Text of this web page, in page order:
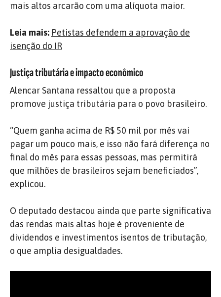
mais altos arcarão com uma alíquota maior.
Leia mais: Petistas defendem a aprovação de
isenção do IR
Justiça tributária e impacto econômico
Alencar Santana ressaltou que a proposta
promove justiça tributária para o povo brasileiro.
“Quem ganha acima de R$ 50 mil por mês vai
pagar um pouco mais, e isso não fará diferença no
final do mês para essas pessoas, mas permitirá
que milhões de brasileiros sejam beneficiados”,
explicou.
O deputado destacou ainda que parte significativa
das rendas mais altas hoje é proveniente de
dividendos e investimentos isentos de tributação,
o que amplia desigualdades.